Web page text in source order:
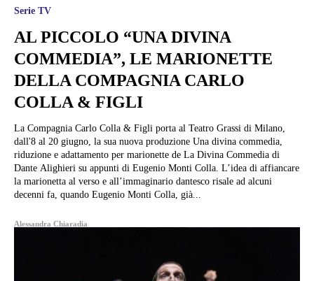
Serie TV
AL PICCOLO “UNA DIVINA
COMMEDIA”, LE MARIONETTE
DELLA COMPAGNIA CARLO
COLLA & FIGLI
La Compagnia Carlo Colla & Figli porta al Teatro Grassi di Milano,
dall'8 al 20 giugno, la sua nuova produzione Una divina commedia,
riduzione e adattamento per marionette de La Divina Commedia di
Dante Alighieri su appunti di Eugenio Monti Colla. L’idea di affiancare
la marionetta al verso e all’immaginario dantesco risale ad alcuni
decenni fa, quando Eugenio Monti Colla, già...
Alessandra Chiaradia